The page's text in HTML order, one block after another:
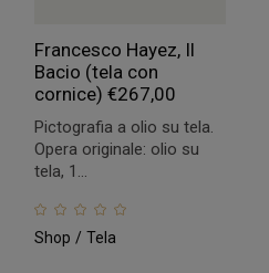
Francesco Hayez, Il
Bacio (tela con
cornice)€267,00
Pictografia a olio su tela.
Opera originale: olio su
tela, 1...
Shop Tela